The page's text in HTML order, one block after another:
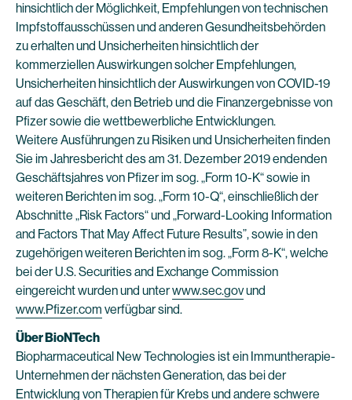
hinsichtlich der Möglichkeit, Empfehlungen von technischen
Impfstoffausschüssen und anderen Gesundheitsbehörden
zu erhalten und Unsicherheiten hinsichtlich der
kommerziellen Auswirkungen solcher Empfehlungen,
Unsicherheiten hinsichtlich der Auswirkungen von COVID-19
auf das Geschäft, den Betrieb und die Finanzergebnisse von
Pfizer sowie die wettbewerbliche Entwicklungen.
Weitere Ausführungen zu Risiken und Unsicherheiten finden
Sie im Jahresbericht des am 31. Dezember 2019 endenden
Geschäftsjahres von Pfizer im sog. „Form 10-K“ sowie in
weiteren Berichten im sog. „Form 10-Q“, einschließlich der
Abschnitte „Risk Factors“ und „Forward-Looking Information
and Factors That May Affect Future Results”, sowie in den
zugehörigen weiteren Berichten im sog. „Form 8-K“, welche
bei der U.S. Securities and Exchange Commission
eingereicht wurden und unterwww.sec.govund
www.Pfizer.com verfügbar sind.
Über BioNTech
Biopharmaceutical New Technologies ist ein Immuntherapie-
Unternehmen der nächsten Generation, das bei der
Entwicklung von Therapien für Krebs und andere schwere